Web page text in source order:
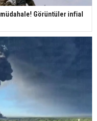
Görüntüler infial